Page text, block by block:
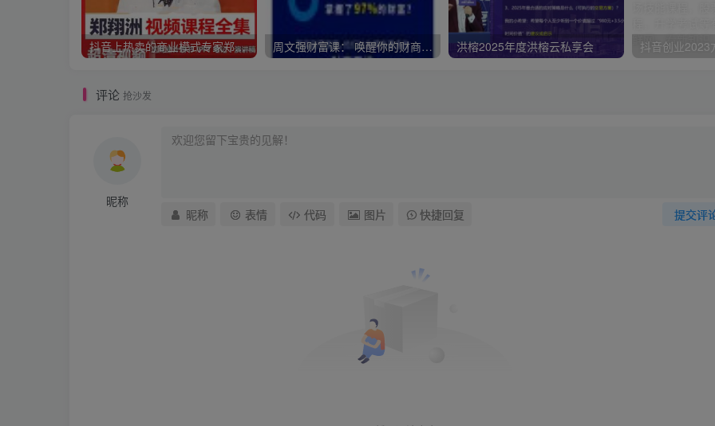
抖音上热卖的商业模式专家郑翔洲新商业模式课程，全集价值12980元的课程 周文强财富课： 唤醒你的财商思维，这门课就是你通向财富自由的起点 洪榕2025年度洪榕云私享会
评论 抢沙发
昵称
提交评
昵称 表情 代码 图片 快捷回复